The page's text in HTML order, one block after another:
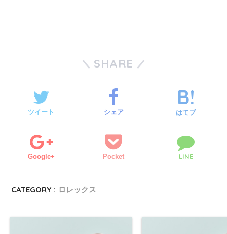
SHARE
ツイート シェア はてブ
Google+ Pocket LINE
CATEGORY : ロレックス